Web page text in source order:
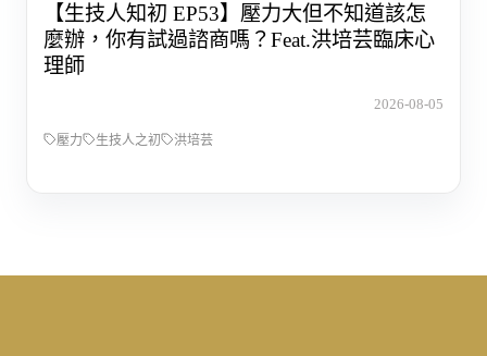
【生技人知初 EP53】壓力大但不知道該怎
麼辦，你有試過諮商嗎？Feat.洪培芸臨床心
理師
2026-08-05
壓力 生技人之初 洪培芸